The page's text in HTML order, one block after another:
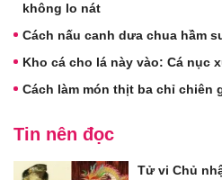
không lo nát
Cách nấu canh dưa chua hầm
Kho cá cho lá này vào: Cá nục
Cách làm món thịt ba chỉ chiên
Tin nên đọc
Tử vi Chủ